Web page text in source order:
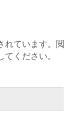
れています。閲
ください。